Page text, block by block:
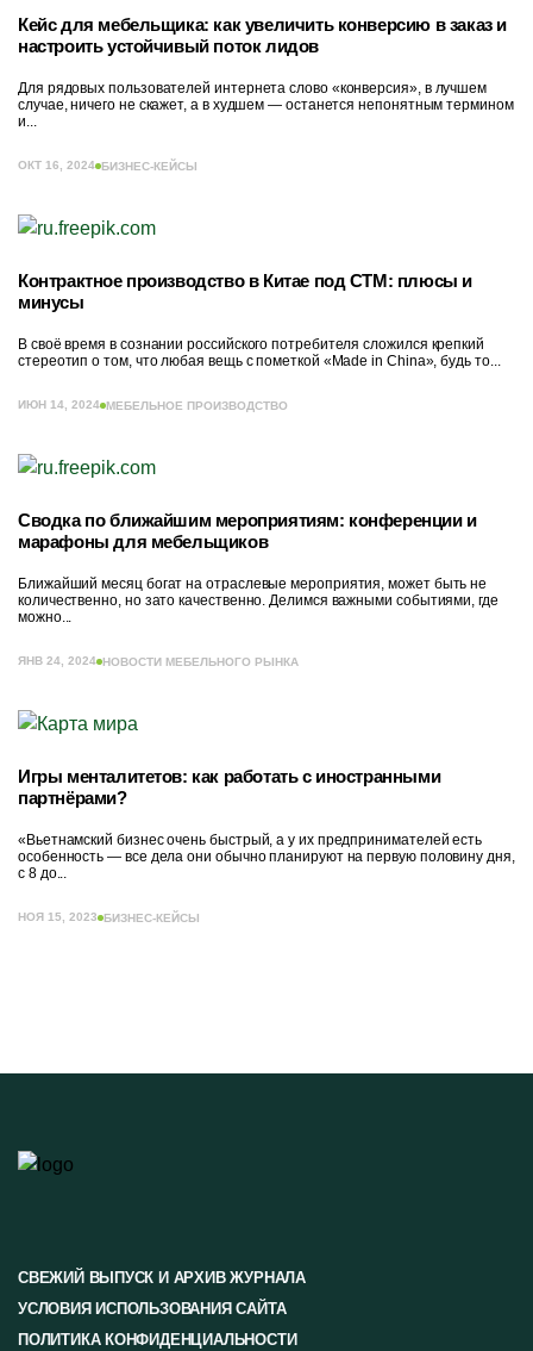
Кейс для мебельщика: как увеличить конверсию в заказ и
настроить устойчивый поток лидов
Для рядовых пользователей интернета слово «конверсия», в лучшем
случае, ничего не скажет, а в худшем — останется непонятным термином
и...
ОКТ 16, 2024 БИЗНЕС-КЕЙСЫ
Контрактное производство в Китае под СТМ: плюсы и
минусы
В своё время в сознании российского потребителя сложился крепкий
стереотип о том, что любая вещь с пометкой «Made in China», будь то...
ИЮН 14, 2024 МЕБЕЛЬНОЕ ПРОИЗВОДСТВО
Сводка по ближайшим мероприятиям: конференции и
марафоны для мебельщиков
Ближайший месяц богат на отраслевые мероприятия, может быть не
количественно, но зато качественно. Делимся важными событиями, где
можно...
ЯНВ 24, 2024 НОВОСТИ МЕБЕЛЬНОГО РЫНКА
Игры менталитетов: как работать с иностранными
партнёрами?
«Вьетнамский бизнес очень быстрый, а у их предпринимателей есть
особенность — все дела они обычно планируют на первую половину дня,
с 8 до...
НОЯ 15, 2023 БИЗНЕС-КЕЙСЫ
СВЕЖИЙ ВЫПУСК И АРХИВ ЖУРНАЛА
УСЛОВИЯ ИСПОЛЬЗОВАНИЯ САЙТА
ПОЛИТИКА КОНФИДЕНЦИАЛЬНОСТИ